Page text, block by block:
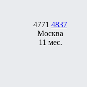
4771 4837
Москва
11 мес.